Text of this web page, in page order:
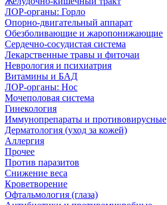
ЛОР-органы: Горло
Опорно-двигательный аппарат
Обезболивающие и жаропонижающие
Сердечно-сосудистая система
Лекарственные травы и фиточаи
Неврология и психиатрия
Витамины и БАД
ЛОР-органы: Нос
Мочеполовая система
Гинекология
Иммунопрепараты и противовирусные
Дерматология (уход за кожей)
Аллергия
Прочее
Против паразитов
Снижение веса
Кроветворение
Офтальмология (глаза)